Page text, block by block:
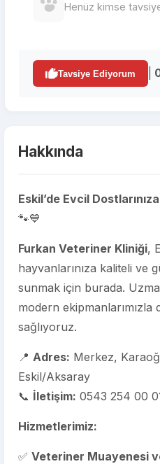
Henüz kimse
Tavsiye Ediyorum
Hakkında
Eskil’de Evcil
🐾💙
Furkan Veteriner Kliniği,
hayvanlarınıza kaliteli ve
sunmak için burada.
modern ekipmanlarımızla
sağlıyoruz.
📍 Adres: Merkez,
Eskil/Aksaray
📞 İletişim: 0543 254 00
Hizmetlerimiz:
✅ Veteriner Muayenesi